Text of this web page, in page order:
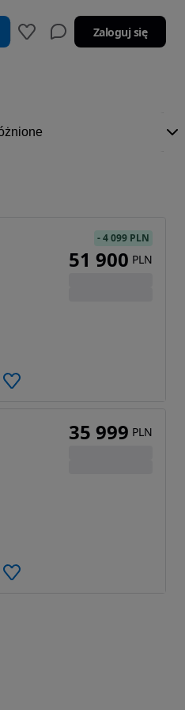
Zaloguj się
-4 099 PLN
51 900 PLN
35 999 PLN